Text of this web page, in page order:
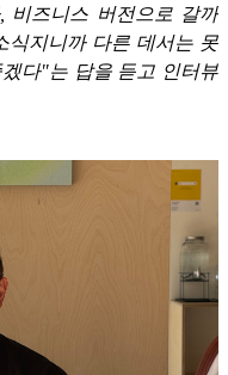
비즈니스 버전으로 갈까
식지니까 다른 데서는 못
다"는 답을 듣고 인터뷰